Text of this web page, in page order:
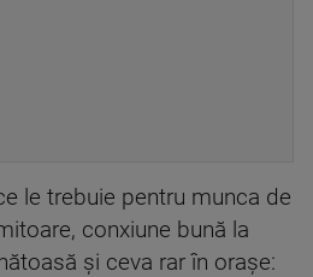
le trebuie pentru munca de
conxiune bună la
şi ceva rar în oraşe: